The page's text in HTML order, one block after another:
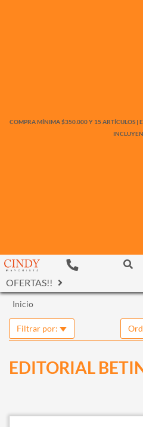
COMPRA MÍNIMA $350.000 Y 15 ARTÍCULOS |
OFERTAS!!
Inicio
Filtrar por:
EDITORIAL